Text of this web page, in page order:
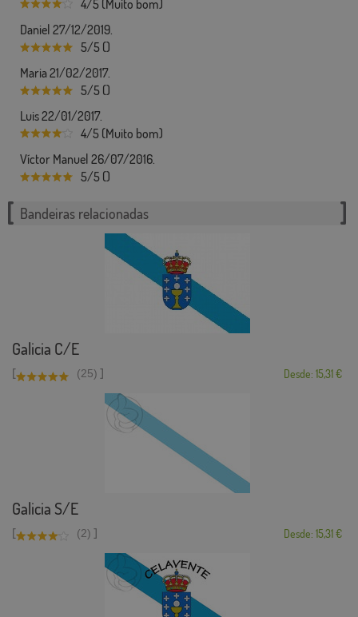
4/5 (Muito bom)
Daniel 27/12/2019.
5/5 ()
Maria 21/02/2017.
5/5 ()
Luis 22/01/2017.
4/5 (Muito bom)
Víctor Manuel 26/07/2016.
5/5 ()
Bandeiras relacionadas
Galicia C/E
[ (25) ] Desde: 15,31 €
Galicia S/E
[ (2) ] Desde: 15,31 €